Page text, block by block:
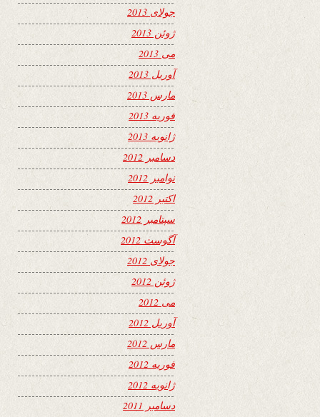
جولای 2013
ژوئن 2013
می 2013
آوریل 2013
مارس 2013
فوریه 2013
ژانویه 2013
دسامبر 2012
نوامبر 2012
اکتبر 2012
سپتامبر 2012
آگوست 2012
جولای 2012
ژوئن 2012
می 2012
آوریل 2012
مارس 2012
فوریه 2012
ژانویه 2012
دسامبر 2011